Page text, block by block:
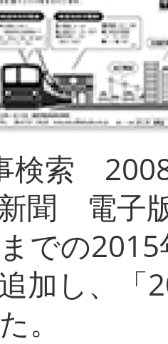
検索
聞 電子
での
加し、「
し